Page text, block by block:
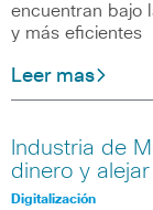
encuentran bajo
y más eficientes
Leer mas
Industria de
dinero y
Digitalización